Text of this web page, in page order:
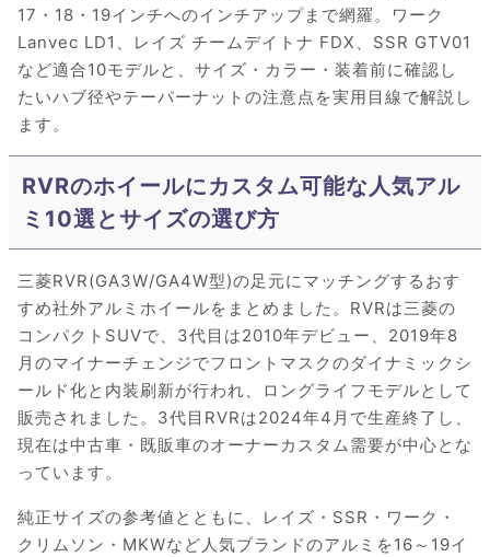
17・18・19インチへのインチアップまで網羅。ワーク
Lanvec LD1、レイズ チームデイトナ FDX、SSR GTV01
など適合10モデルと、サイズ・カラー・装着前に確認し
たいハブ径やテーパーナットの注意点を実用目線で解説し
ます。
RVRのホイールにカスタム可能な人気アル
ミ10選とサイズの選び方
三菱RVR(GA3W/GA4W型)の足元にマッチングするおす
すめ社外アルミホイールをまとめました。RVRは三菱の
コンパクトSUVで、3代目は2010年デビュー、2019年8
月のマイナーチェンジでフロントマスクのダイナミックシ
ールド化と内装刷新が行われ、ロングライフモデルとして
販売されました。3代目RVRは2024年4月で生産終了し、
現在は中古車・既販車のオーナーカスタム需要が中心とな
っています。
純正サイズの参考値とともに、レイズ・SSR・ワーク・
クリムソン・MKWなど人気ブランドのアルミを16～19イ